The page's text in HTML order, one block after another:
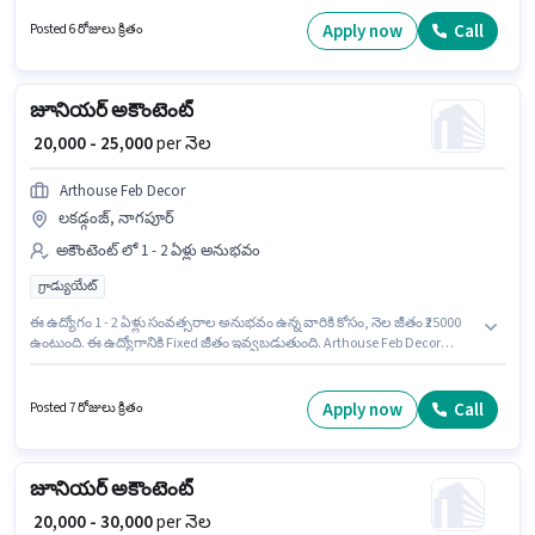
వారికి కోసం అనుకూలంగా ఉంటుంది. మీరు నెలకు ₹30000 వరకు సంపాదించవచ్చు.
అదనపు Meal, PF, Medical Benefits లు ఉద్యోగ స్థాయి మరియు కంపెనీ పాలసీలపై
Posted 6 రోజులు క్రితం Apply now Call
జూనియర్ అకౌంటెంట్
₹ 20,000 - 25,000per నెల
Arthouse Feb Decor
లకడ్గంజ్, నాగపూర్
అకౌంటెంట్ లో 1 - 2 ఏళ్లు అనుభవం
గ్రాడ్యుయేట్
ఈ ఉద్యోగం 1 - 2 ఏళ్లు సంవత్సరాల అనుభవం ఉన్న వారికి కోసం, నెల జీతం ₹25000
ఉంటుంది. ఈ ఉద్యోగానికి Fixed జీతం ఇవ్వబడుతుంది. Arthouse Feb Decor
గ్రాడ్యుయేట్ డిగ్రీ లేదా సర్టిఫికెట్ కలిగి ఉండాలి.
Posted 7 రోజులు క్రితం Apply now Call
జూనియర్ అకౌంటెంట్
₹ 20,000 - 30,000per నెల